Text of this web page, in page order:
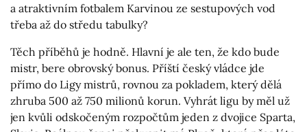
a atraktivním fotbalem Karvinou ze sestupových vod
třeba až do středu tabulky?
Těch příběhů je hodně. Hlavní je ale ten, že kdo bude
mistr, bere obrovský bonus. Příští český vládce jde
přímo do Ligy mistrů, rovnou za pokladem, který dělá
zhruba 500 až 750 milionů korun. Vyhrát ligu by měl už
jen kvůli odskočeným rozpočtům jeden z dvojice Sparta,